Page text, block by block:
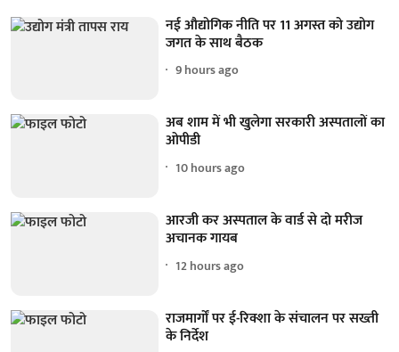
नई औद्योगिक नीति पर 11 अगस्त को उद्योग
जगत के साथ बैठक
9 hours ago
अब शाम में भी खुलेगा सरकारी अस्पतालों का
ओपीडी
10 hours ago
आरजी कर अस्पताल के वार्ड से दो मरीज
अचानक गायब
12 hours ago
राजमार्गों पर ई-रिक्शा के संचालन पर सख्ती
के निर्देश